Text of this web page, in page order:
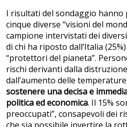
I risultati del sondaggio
cinque diverse “visioni del
campione intervistati dei
di chi ha riposto dall’Italia
“protettori del pianeta”.
rischi derivanti dalla
dall’aumento delle
sostenere una decisa e
politica ed economica. Il 15%
preoccupati”, consapevoli dei